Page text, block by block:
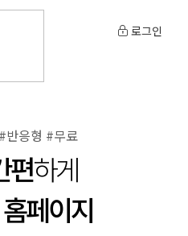
로그인
반응형 #무료
편하게
홈페이지